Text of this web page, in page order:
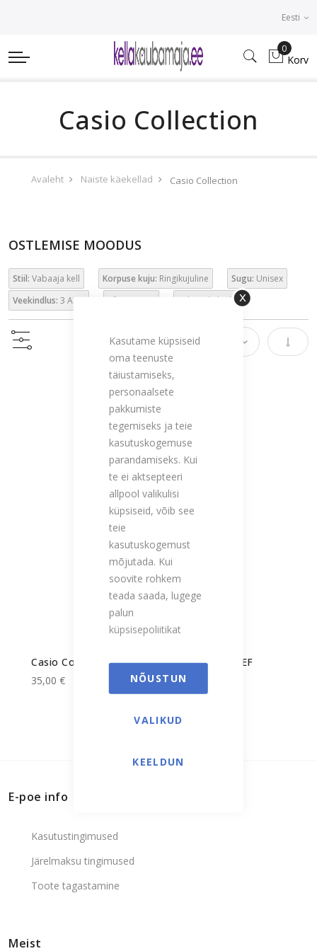
Kasutame küpsiseid
oma teenuste
täiustamiseks,
personaalsete
pakkumiste
tegemiseks ja teie
kasutuskogemuse
parandamiseks. Kui
te ei aktsepteeri
allpool valikulisi
küpsiseid, võib see
teie
kasutuskogemust
mõjutada. Kui
soovite rohkem
teada saada, lugege
palun
küpsisepoliitikat
NÕUSTUN
VALIKUD
KEELDUN
Eesti
Korv
0
Casio Collection
Avaleht Naiste käekellad Casio Collection
OSTLEMISE MOODUS
Stiil: Vabaaja kell Korpuse kuju: Ringikujuline Sugu: Unisex
Veekindlus: 3 ATM Värv: Tühjenda kõik
Casio Collection unisex käekell LQ-24B-4BEF
35,00 €
E-poe info
Kasutustingimused
Järelmaksu tingimused
Toote tagastamine
Meist